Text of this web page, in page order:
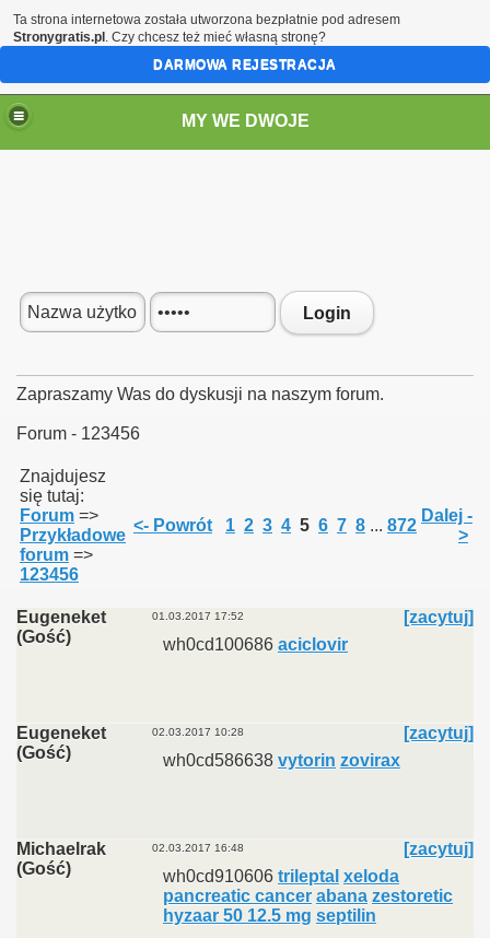
MY WE DWOJE
Login
Zapraszamy Was do dyskusji na naszym forum.
Forum - 123456
Znajdujesz
się tutaj:
Forum =>
Przykładowe
forum =>
123456
<- Powrót 1 2 3 4 5 6 7 8 ... 872
Dalej -
>
Eugeneket
(Gość)
01.03.2017 17:52
[zacytuj]
wh0cd100686 aciclovir
Eugeneket
(Gość)
02.03.2017 10:28
[zacytuj]
wh0cd586638 vytorin zovirax
Michaelrak
(Gość)
02.03.2017 16:48
[zacytuj]
wh0cd910606 trileptal xeloda
pancreatic cancer abana zestoretic
hyzaar 50 12.5 mg septilin
Ta strona internetowa została utworzona bezpłatnie pod adresem
Stronygratis.pl . Czy chcesz też mieć własną stronę?
DARMOWA REJESTRACJA